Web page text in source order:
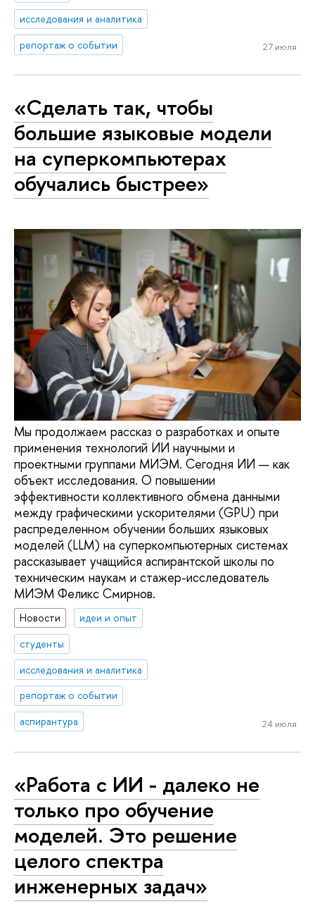
исследования и аналитика
репортаж о событии
27 июля
«Сделать так, чтобы
большие языковые модели
на суперкомпьютерах
обучались быстрее»
Мы продолжаем рассказ о разработках и опыте
применения технологий ИИ научными и
проектными группами МИЭМ. Сегодня ИИ — как
объект исследования. О повышении
эффективности коллективного обмена данными
между графическими ускорителями (GPU) при
распределенном обучении больших языковых
моделей (LLM) на суперкомпьютерных системах
рассказывает учащийся аспирантской школы по
техническим наукам и стажер-исследователь
МИЭМ Феликс Смирнов.
Новости
идеи и опыт
студенты
исследования и аналитика
репортаж о событии
аспирантура
24 июля
«Работа с ИИ - далеко не
только про обучение
моделей. Это решение
целого спектра
инженерных задач»